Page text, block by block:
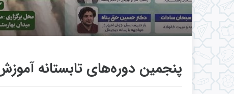
پنجمين دوره‌های تابستانه